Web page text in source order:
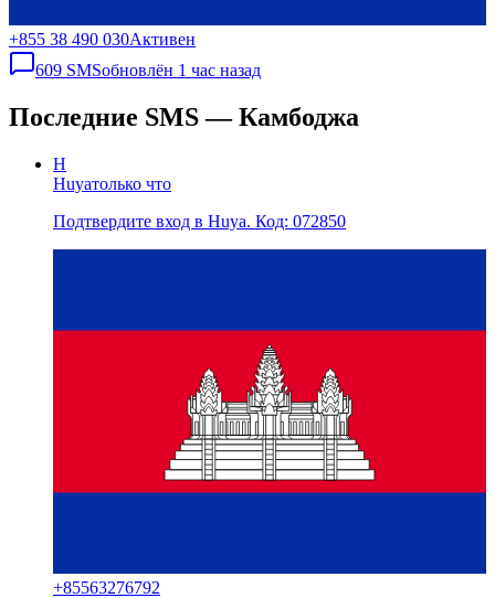
+855 38 490 030Активен
609 SMSобновлён 1 час назад
Последние SMS — Камбоджа
H
Huyaтолько что
Подтвердите вход в Huya. Код: 072850
+85563276792